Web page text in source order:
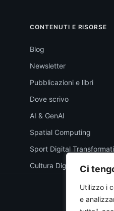
Ci
Utilizzo i
e
CONTENUTI E RISORSE
Blog
Newsletter
Pubblicazioni e libri
Dove scrivo
AI & GenAI
Spatial Computing
Sport Digital
Cultura Digitale